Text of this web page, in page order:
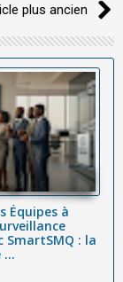
plus ancien
Équipes à
SmartSMQ : la
...